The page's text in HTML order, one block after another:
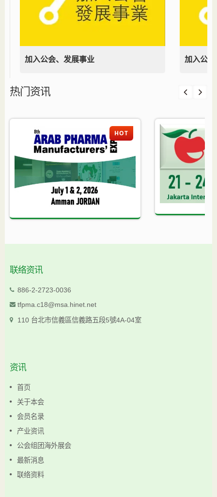
加入公会、发展事业 加入公
热门资讯
HOT
联络资讯
886-2-2723-0036
tfpma.c18@msa.hinet.net
110 台北市信義區信義路五段5號4A-04室
资讯
首页
关于本会
会员名录
产业资讯
公会组团海外展会
最新消息
联络资料